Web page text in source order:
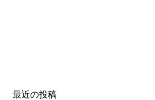
最近の投稿